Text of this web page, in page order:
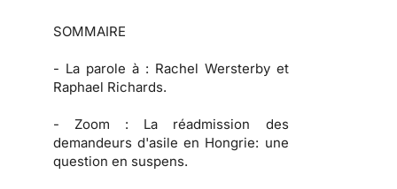
SOMMAIRE
- La parole à : Rachel Wersterby et
Raphael Richards.
-Zoom : La réadmission des
demandeurs d'asile en Hongrie: une
question en suspens.